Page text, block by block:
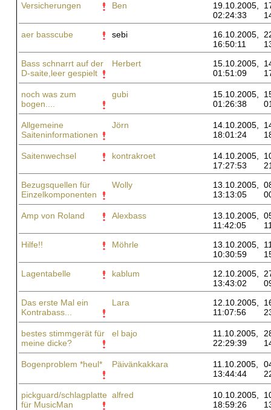
Versicherungen Ben
19.10.2005,
02:24:33
aer basscube
sebi
16.10.2005,
16:50:11
Bass schnarrt auf der
D-saite,leer gespielt
Herbert
15.10.2005,
01:51:09
noch was zum
bogen....
gubi
15.10.2005,
01:26:38
Allgemeine
Saiteninformationen
Jörn
14.10.2005,
18:01:24
Saitenwechsel kontrakroet
14.10.2005,
17:27:53
Bezugsquellen für
Einzelkomponenten
Wolly
13.10.2005,
13:13:05
Amp von Roland Alexbass
13.10.2005,
11:42:05
Hilfe!!
Möhrle
13.10.2005,
10:30:59
Lagentabelle
kablum
12.10.2005,
13:43:02
Das erste Mal ein
Kontrabass...
Lara
12.10.2005,
11:07:56
bestes stimmgerät für
meine dicke?
el bajo
11.10.2005,
22:29:39
Bogenproblem *heul* Päivänkakkara
11.10.2005,
13:44:44
pickguard/schlagplatte
für MusicMan
alfred
10.10.2005,
18:59:26